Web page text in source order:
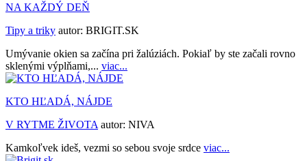
NA KAŽDÝ DEŇ
Tipy a triky autor: BRIGIT.SK
Umývanie okien sa začína pri žalúziách. Pokiaľ by ste začali rovno
sklenými výplňami,... viac...
KTO HĽADÁ, NÁJDE
V RYTME ŽIVOTA autor: NIVA
Kamkoľvek ideš, vezmi so sebou svoje srdce viac...